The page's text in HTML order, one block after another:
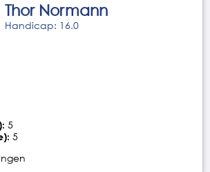
Thor Normann
Handicap: 16.0
5
5
Ingen